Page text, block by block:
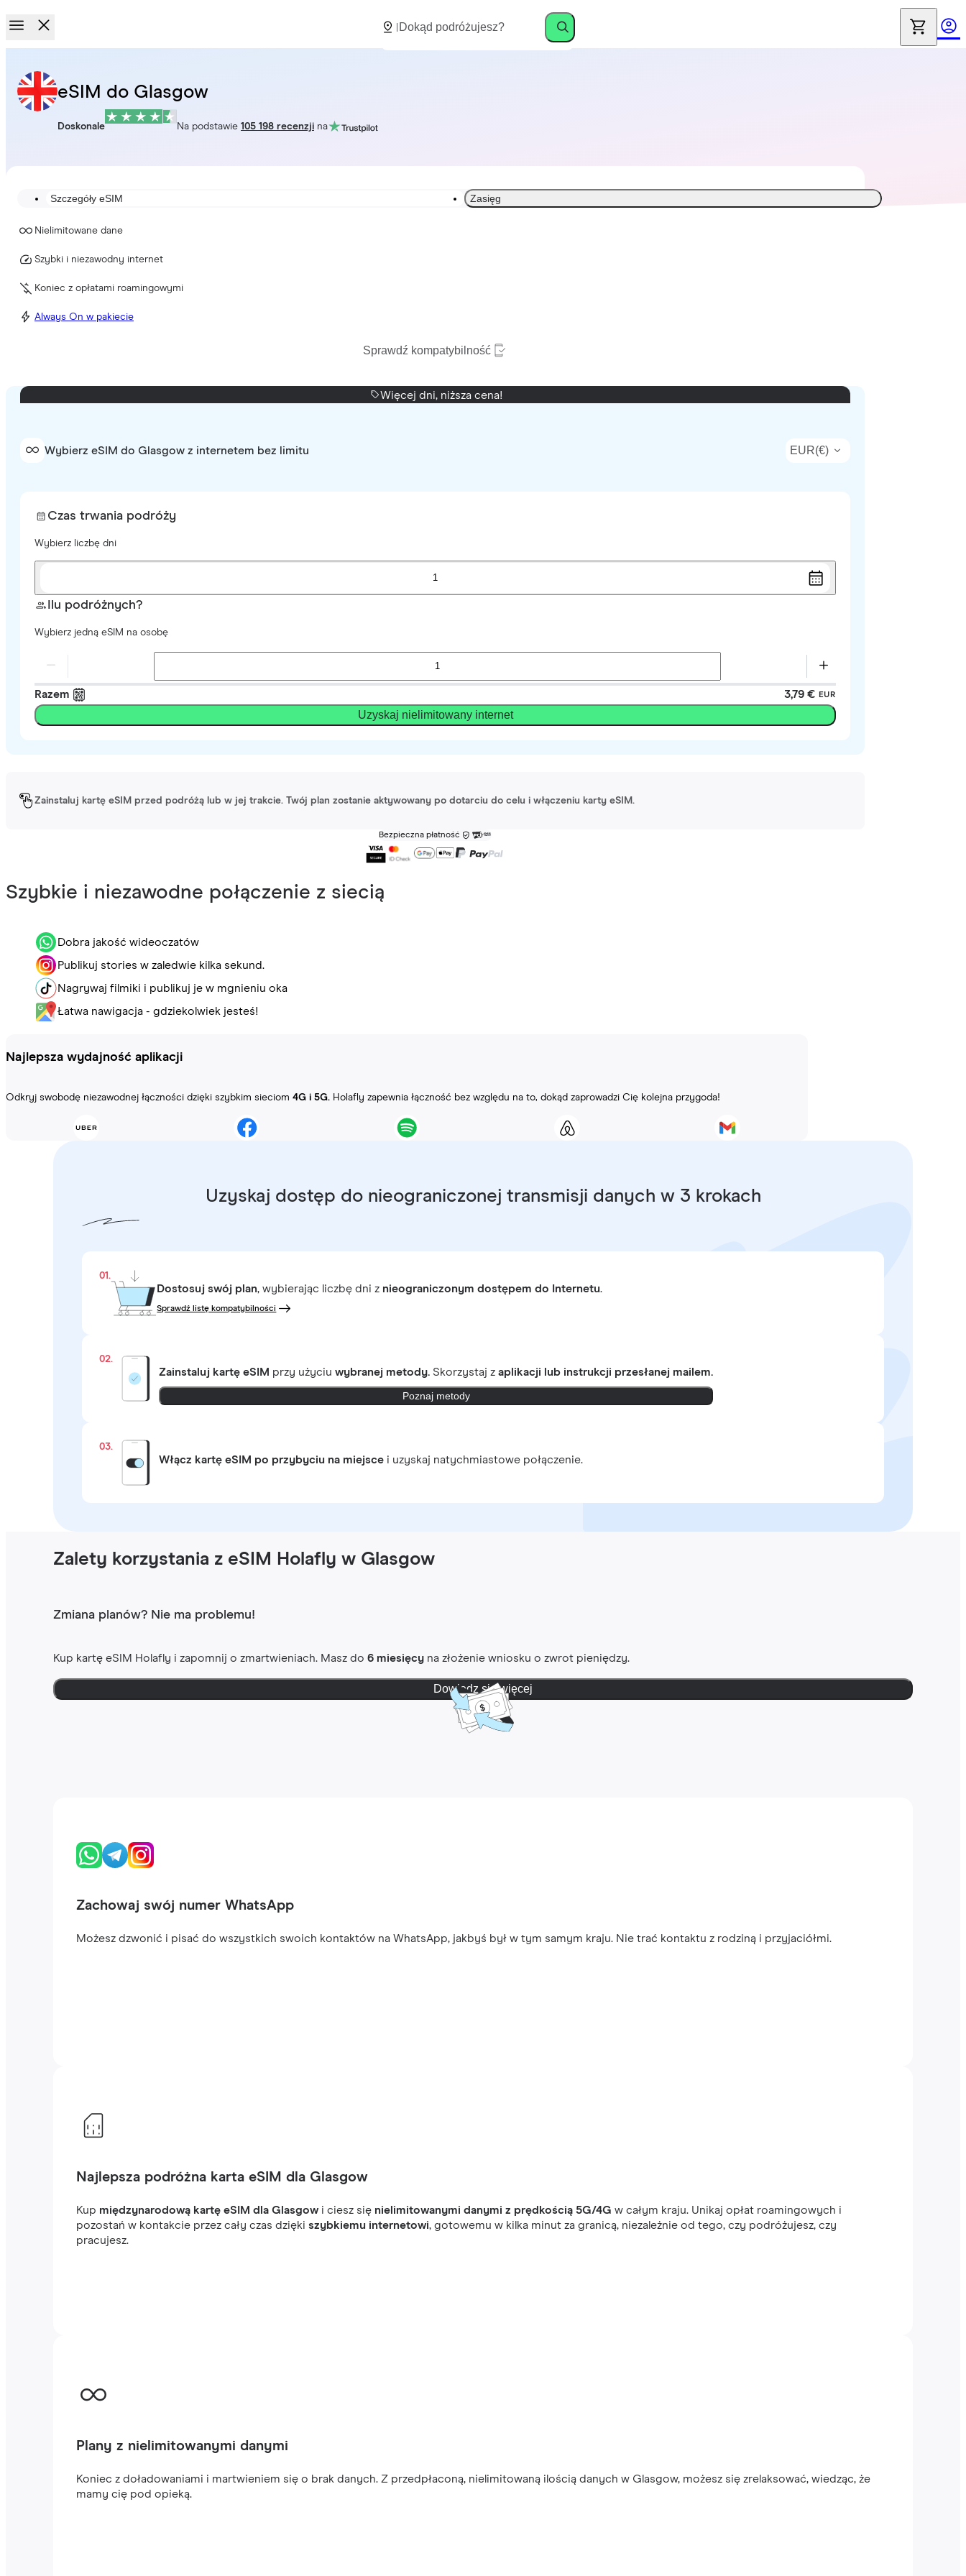
eSIM do Glasgow
Doskonale Na podstawie 105 198 recenzji na
Szczegóły eSIM Zasięg
Nielimitowane dane
Szybki i niezawodny internet
Koniec z opłatami roamingowymi
Always On w pakiecie
Sprawdź kompatybilność
Więcej dni, niższa cena!
Wybierz eSIM do Glasgow z internetem bez limitu EUR(€)
Czas trwania podróży
Wybierz liczbę dni
1
Ilu podróżnych?
Wybierz jedną eSIM na osobę
Razem 3,79 € EUR
Uzyskaj nielimitowany internet
Zainstaluj kartę eSIM przed podróżą lub w jej trakcie. Twój plan zostanie aktywowany po dotarciu do celu i włączeniu karty eSIM.
Bezpieczna płatność
Szybkie i niezawodne połączenie z siecią
Dobra jakość wideoczatów
Publikuj stories w zaledwie kilka sekund.
Nagrywaj filmiki i publikuj je w mgnieniu oka
Łatwa nawigacja - gdziekolwiek jesteś!
Najlepsza wydajność aplikacji
Odkryj swobodę niezawodnej łączności dzięki szybkim sieciom 4G i 5G. Holafly zapewnia łączność bez względu na to, dokąd zaprowadzi Cię kolejna przygoda!
Uzyskaj dostęp do nieograniczonej transmisji danych w 3 krokach
01.
Dostosuj swój plan, wybierając liczbę dni z nieograniczonym dostępem do Internetu.
Sprawdź listę kompatybilności
02.
Zainstaluj kartę eSIM przy użyciuwybranej metody. Skorzystaj zaplikacji lub instrukcji przesłanej mailem.
Poznaj metody
03.
Włącz kartę eSIM po przybyciu na miejsce i uzyskaj natychmiastowe połączenie.
Zalety korzystania z eSIM Holafly w Glasgow
Zmiana planów? Nie ma problemu!
Kup kartę eSIM Holafly i zapomnij o zmartwieniach. Masz do6 miesięcy na złożenie wniosku o zwrot pieniędzy.
Dowiedz się więcej
Zachowaj swój numer WhatsApp
Możesz dzwonić i pisać do wszystkich swoich kontaktów na WhatsApp, jakbyś był w tym samym kraju. Nie trać kontaktu z rodziną i przyjaciółmi.
Najlepsza podróżna karta eSIM dla Glasgow
Kup międzynarodową kartę eSIM dla Glasgow i ciesz się nielimitowanymi danymi z prędkością 5G/4G w całym kraju. Unikaj opłat roamingowych i
pozostań w kontakcie przez cały czas dziękiszybkiemu internetowi, gotowemu w kilka minut za granicą, niezależnie od tego, czy podróżujesz, czy
pracujesz.
Plany z nielimitowanymi danymi
Koniec z doładowaniami i martwieniem się o brak danych. Z przedpłaconą, nielimitowaną ilością danych w Glasgow, możesz się zrelaksować, wiedząc, że
mamy cię pod opieką.